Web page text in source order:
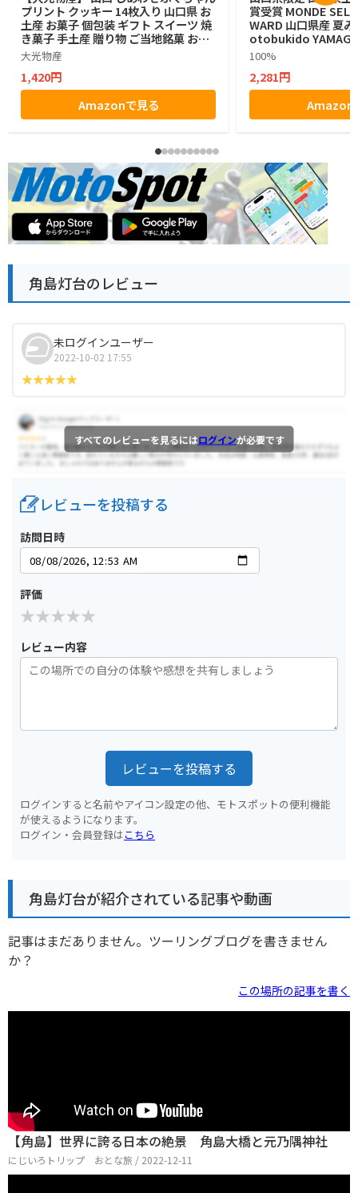
プリント クッキー 14枚入り 山口県 お
土産 お菓子 個包装 ギフト スイーツ 焼
き菓子 手土産 贈り物 ご当地銘菓 お中
元 お歳暮
大光物産
1,420円
Amazonで見る
賞受賞 MONDE
WARD 山口県産 夏
otobukido
n Langue De Chat
ラングドシャ チョコ
入り ラングドシャ
100%
2,281円
Amazon
角島灯台のレビュー
未ログインユーザー
2022-10-02 17:55
すべてのレビューを見るにはログインが必要です
レビューを投稿する
訪問日時
評価
レビュー内容
レビューを投稿する
ログインすると名前やアイコン設定の他、モトスポットの便利機能
が使えるようになります。
ログイン・会員登録はこちら
角島灯台が紹介されている記事や動画
記事はまだありません。ツーリングブログを書きません
か？
この場所の記事を書く
【角島】世界に誇る日本の絶景 角島大橋と元乃隅神社
にじいろトリップ おとな旅 / 2022-12-11